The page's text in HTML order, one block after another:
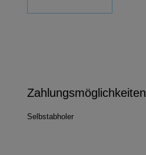
Zahlungsmöglichkeiten
Selbstabholer